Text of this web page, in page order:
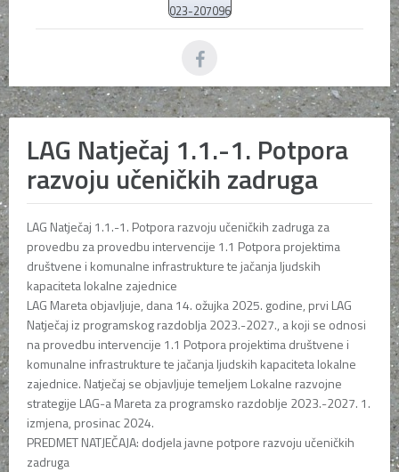
023-207096
LAG Natječaj 1.1.-1. Potpora
razvoju učeničkih zadruga
LAG Natječaj 1.1.-1. Potpora razvoju učeničkih zadruga za
provedbu za provedbu intervencije 1.1 Potpora projektima
društvene i komunalne infrastrukture te jačanja ljudskih
kapaciteta lokalne zajednice
LAG Mareta objavljuje, dana 14. ožujka 2025. godine, prvi LAG
Natječaj iz programskog razdoblja 2023.-2027., a koji se odnosi
na provedbu intervencije 1.1 Potpora projektima društvene i
komunalne infrastrukture te jačanja ljudskih kapaciteta lokalne
zajednice. Natječaj se objavljuje temeljem Lokalne razvojne
strategije LAG-a Mareta za programsko razdoblje 2023.-2027. 1.
izmjena, prosinac 2024.
PREDMET NATJEČAJA: dodjela javne potpore razvoju učeničkih
zadruga